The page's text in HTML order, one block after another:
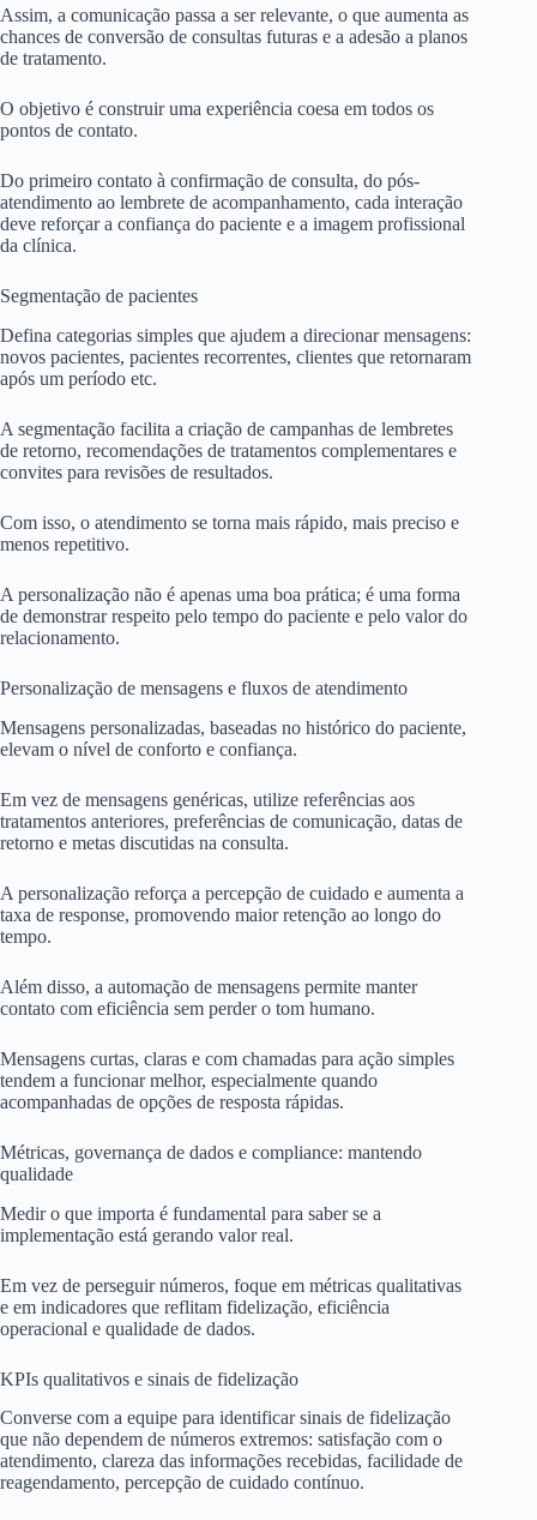
Assim, a comunicação passa a ser relevante, o que aumenta as
chances de conversão de consultas futuras e a adesão a planos
de tratamento.
O objetivo é construir uma experiência coesa em todos os
pontos de contato.
Do primeiro contato à confirmação de consulta, do pós-
atendimento ao lembrete de acompanhamento, cada interação
deve reforçar a confiança do paciente e a imagem profissional
da clínica.
Segmentação de pacientes
Defina categorias simples que ajudem a direcionar mensagens:
novos pacientes, pacientes recorrentes, clientes que retornaram
após um período etc.
A segmentação facilita a criação de campanhas de lembretes
de retorno, recomendações de tratamentos complementares e
convites para revisões de resultados.
Com isso, o atendimento se torna mais rápido, mais preciso e
menos repetitivo.
A personalização não é apenas uma boa prática; é uma forma
de demonstrar respeito pelo tempo do paciente e pelo valor do
relacionamento.
Personalização de mensagens e fluxos de atendimento
Mensagens personalizadas, baseadas no histórico do paciente,
elevam o nível de conforto e confiança.
Em vez de mensagens genéricas, utilize referências aos
tratamentos anteriores, preferências de comunicação, datas de
retorno e metas discutidas na consulta.
A personalização reforça a percepção de cuidado e aumenta a
taxa de response, promovendo maior retenção ao longo do
tempo.
Além disso, a automação de mensagens permite manter
contato com eficiência sem perder o tom humano.
Mensagens curtas, claras e com chamadas para ação simples
tendem a funcionar melhor, especialmente quando
acompanhadas de opções de resposta rápidas.
Métricas, governança de dados e compliance: mantendo
qualidade
Medir o que importa é fundamental para saber se a
implementação está gerando valor real.
Em vez de perseguir números, foque em métricas qualitativas
e em indicadores que reflitam fidelização, eficiência
operacional e qualidade de dados.
KPIs qualitativos e sinais de fidelização
Converse com a equipe para identificar sinais de fidelização
que não dependem de números extremos: satisfação com o
atendimento, clareza das informações recebidas, facilidade de
reagendamento, percepção de cuidado contínuo.